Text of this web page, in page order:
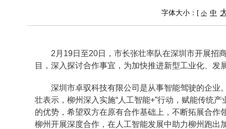
字体大小：[ 小 中
2月19日至20日，市长张壮率队在深圳市开展招
目，深入探讨合作事宜，为加快推进新型工业化、
深圳市卓驭科技有限公司是从事智能驾驶的企业
壮表示，柳州深入实施“人工智能+”行动，赋能传统
的优势，希望双方在原有合作基础上，不断拓展合
柳州开展深度合作，在人工智能发展中助力柳州跑出